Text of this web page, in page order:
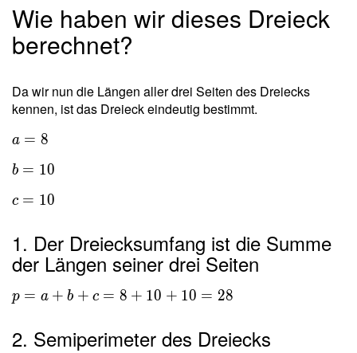
Wie haben wir dieses Dreieck
berechnet?
Da wir nun die Längen aller drei Seiten des Dreiecks
kennen, ist das Dreieck eindeutig bestimmt.
a = 8
b = 10
c = 10
1. Der Dreiecksumfang ist die Summe
der Längen seiner drei Seiten
p = a + b + c = 8 + 10 + 10 = 28
2. Semiperimeter des Dreiecks